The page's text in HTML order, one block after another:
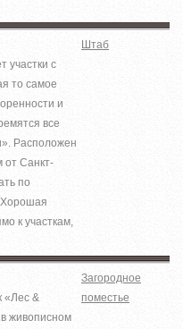
участки с
то самое
и
все
Расположен
от Санкт-
по
Хорошая
к участкам,
Штаб
«Лес &
живописном
Загородное
поместье